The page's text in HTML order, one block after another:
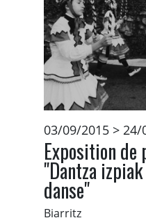
03/09/2015 > 24/
Exposition de
"Dantza
danse"
Biarritz